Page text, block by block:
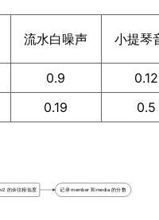
流水白噪声 小提琴
0.9
0.12
0.19 0.5
的余弦相似度 记录 member 和 media 的分数